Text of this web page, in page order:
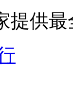
提供